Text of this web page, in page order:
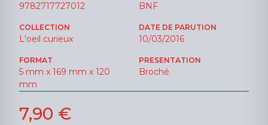
9782717727012 BNF
COLLECTION
L'oeil curieux
DATE DE PARUTION
10/03/2016
FORMAT
5 mm x 169 mm x 120
mm
PRESENTATION
Broché
7,90 €